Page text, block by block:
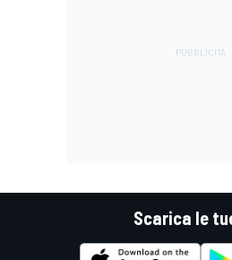
Scarica le